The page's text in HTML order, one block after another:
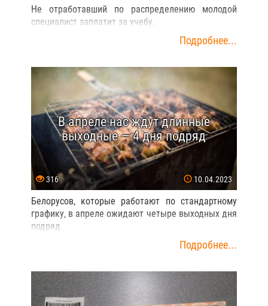
Не отработавший по распределению молодой
специалист заплатит за учебу.
Подробнее...
В апреле нас ждут длинные
выходные — 4 дня подряд
316 10.04.2023
Белорусов, которые работают по стандартному
графику, в апреле ожидают четыре выходных дня
подряд.
Подробнее...